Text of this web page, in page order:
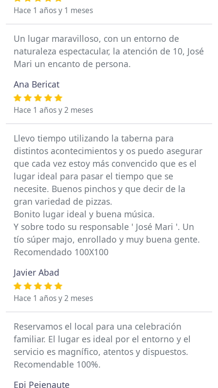
Hace 1 años y 1 meses
Un lugar maravilloso, con un entorno de
naturaleza espectacular, la atención de 10, José
Mari un encanto de persona.
Ana Bericat
Hace 1 años y 2 meses
Llevo tiempo utilizando la taberna para
distintos acontecimientos y os puedo asegurar
que cada vez estoy más convencido que es el
lugar ideal para pasar el tiempo que se
necesite. Buenos pinchos y que decir de la
gran variedad de pizzas.
Bonito lugar ideal y buena música.
Y sobre todo su responsable ' José Mari '. Un
tío súper majo, enrollado y muy buena gente.
Recomendado 100X100
Javier Abad
Hace 1 años y 2 meses
Reservamos el local para una celebración
familiar. El lugar es ideal por el entorno y el
servicio es magnífico, atentos y dispuestos.
Recomendable 100%.
Epi Pejenaute